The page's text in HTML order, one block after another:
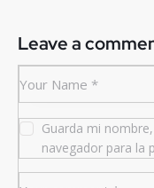
Leave a
Guarda mi
navegador para la